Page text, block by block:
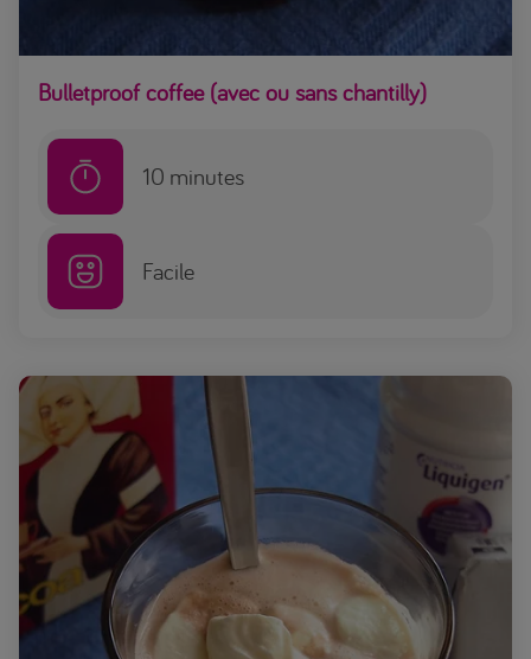
Bulletproof coffee (avec ou sans chantilly)
10 minutes
Facile